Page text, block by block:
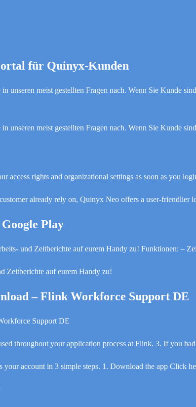
für Quinyx-Kunden
unseren meist gestellten Fragen nach. Wenn Sie Kunde
in unseren meist gestellten Fragen nach. Wenn Sie Kunde
rights and organizational settings as soon as you
already rely on, Quinyx Neo offers a user-friendlier
Play
und Zeitberichte auf eurem Handy zu! Funktionen: –
Zeitberichte auf eurem Handy zu!
– Flink Workforce Support DE
Support DE
throughout your application process at Flink. 3. If you
account in 3 simple steps. 1. Download the app Click